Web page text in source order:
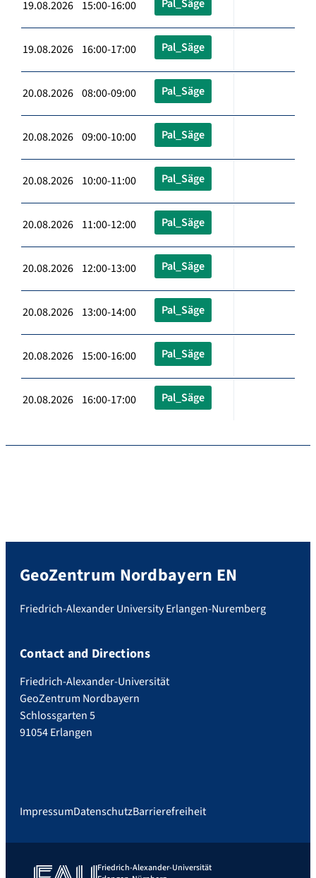
19.08.2026 15:00-16:00 Pal_Säge
19.08.2026 16:00-17:00 Pal_Säge
20.08.2026 08:00-09:00 Pal_Säge
20.08.2026 09:00-10:00 Pal_Säge
20.08.2026 10:00-11:00 Pal_Säge
20.08.2026 11:00-12:00 Pal_Säge
20.08.2026 12:00-13:00 Pal_Säge
20.08.2026 13:00-14:00 Pal_Säge
20.08.2026 15:00-16:00 Pal_Säge
20.08.2026 16:00-17:00 Pal_Säge
GeoZentrum Nordbayern EN
Friedrich-Alexander University Erlangen-Nuremberg
Contact and Directions
Friedrich-Alexander-Universität
GeoZentrum Nordbayern
Schlossgarten 5
91054 Erlangen
ImpressumDatenschutzBarrierefreiheit
Friedrich-Alexander-Universität